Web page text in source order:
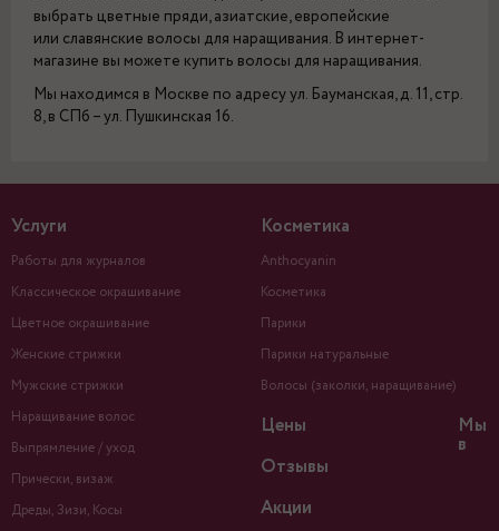
выбрать цветные пряди, азиатские, европейские
или славянские волосы для наращивания. В интернет-
магазине вы можете купить волосы для наращивания.
Мы находимся в Москве по адресу ул. Бауманская, д. 11, стр.
8, в СПб – ул. Пушкинская 16.
Услуги
Работы для журналов
Классическое окрашивание
Цветное окрашивание
Женские стрижки
Мужские стрижки
Наращивание волос
Выпрямление / уход
Прически, визаж
Дреды, Зизи, Косы
Косметика
Anthocyanin
Косметика
Парики
Парики натуральные
Волосы (заколки, наращивание)
Цены
Отзывы
Акции
Мы
в